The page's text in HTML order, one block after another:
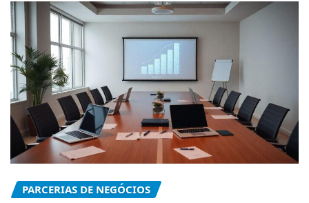
PARCERIAS DE NEGÓCIOS